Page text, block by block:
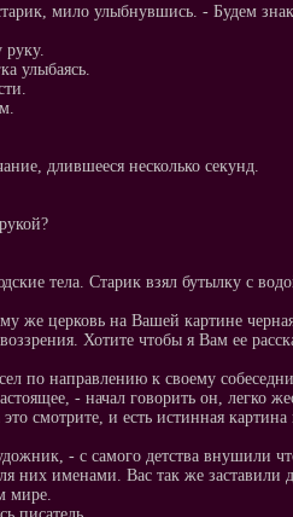
мило улыбнувшись. - Будем
улыбаясь.
длившееся несколько секунд.
тела. Старик взял бутылку с
же церковь на Вашей картине
Хотите чтобы я Вам ее
по направлению к своему
- начал говорить он, легко
смотрите, и есть истинная картина
- с самого детства внушили
них именами. Вас так же заставили
мире.